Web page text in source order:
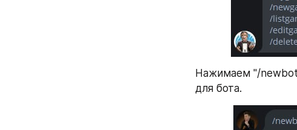
Нажимаем "/
для бота.